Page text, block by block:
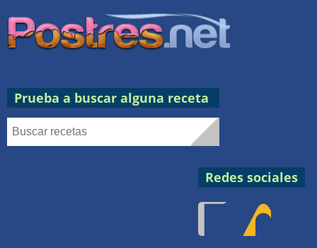
Prueba a buscar alguna receta
Redes sociales
Facebook